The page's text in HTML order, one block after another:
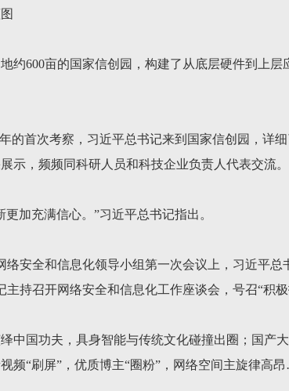
约600亩的国家信创园，构建了从底层硬件到上
的首次考察，习近平总书记来到国家信创园，详
示，频频同科研人员和科技企业负责人代表交流。
加充满信心。”习近平总书记指出。
络安全和信息化领导小组第一次会议上，习近平总
主持召开网络安全和信息化工作座谈会，号召“积极
中国功夫，具身智能与传统文化碰撞出圈；国产
频“刷屏”，优质博主“圈粉”，网络空间主旋律高